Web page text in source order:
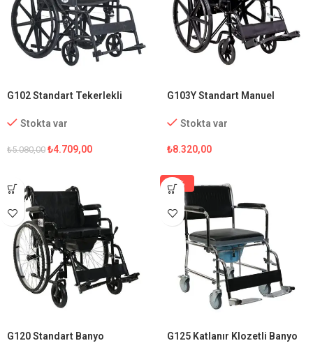
G102 Standart Tekerlekli
Stokta var
₺5.080,00 ₺4.709,00
G103Y Standart Manuel
Stokta var
₺8.320,00
G120 Standart Banyo
-5%
G125 Katlanır Klozetli Banyo